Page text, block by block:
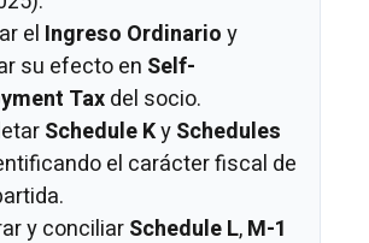
el Ingreso Ordinarioy
su efecto en Self-
Taxdel socio.
Schedule KySchedules
el carácter fiscal de
y conciliarSchedule L,M-1